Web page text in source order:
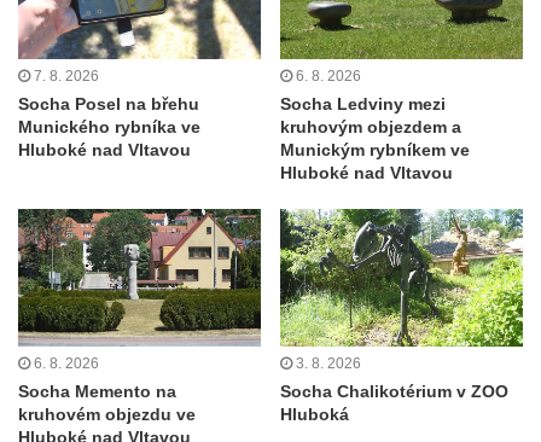
Socha Tygr v ZOO Leipzig
Socha Atlet v ZOO Leipzig
Socha Marabu v ZOO Leipzig
Busta Karla Maxe Schneidera v ZOO
Socha Mladý slon v ZOO Leipzig
Socha Býk v ZOO Dresden
Socha Uprchlý otrok bojuje s divokým psem
v ZOO Dresden
Socha krokodýla v ZOO Dresden
Socha slona v ZOO Dresden
7. 8. 2026
Socha Posel na břehu
Munického rybníka ve
Hluboké nad Vltavou
6. 8. 2026
Socha Ledviny mezi
kruhovým objezdem a
Munickým rybníkem ve
Hluboké nad Vltavou
6. 8. 2026
Socha Memento na
kruhovém objezdu ve
Hluboké nad Vltavou
3. 8. 2026
Socha Chalikotérium v ZOO
Hluboká